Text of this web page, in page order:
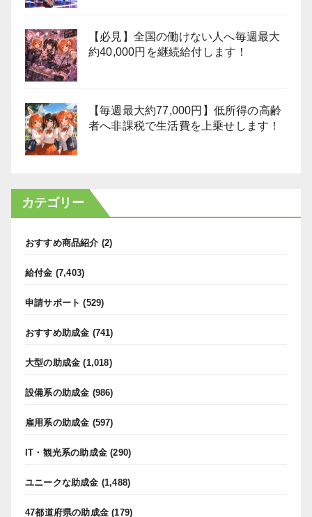
【必見】全国の働けない人へ毎週最大
約40,000円を継続給付します！
【毎週最大約77,000円】低所得の高齢
者へ非課税で生活費を上乗せします！
カテゴリー
おすすめ商品紹介 (2)
給付金 (7,403)
申請サポート (529)
おすすめ助成金 (741)
大型の助成金 (1,018)
設備系の助成金 (986)
雇用系の助成金 (597)
IT・観光系の助成金 (290)
ユニークな助成金 (1,488)
47都道府県の助成金 (179)